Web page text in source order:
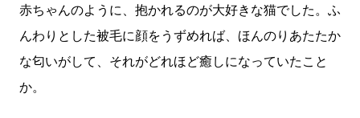
赤ちゃんのように、抱かれるのが大好きな猫でした。ふ
んわりとした被毛に顔をうずめれば、ほんのりあたたか
な匂いがして、それがどれほど癒しになっていたこと
か。